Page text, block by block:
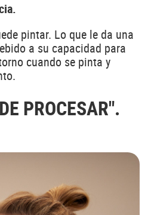
pintar. Lo que le da una
a su capacidad para
cuando se pinta y
PROCESAR".